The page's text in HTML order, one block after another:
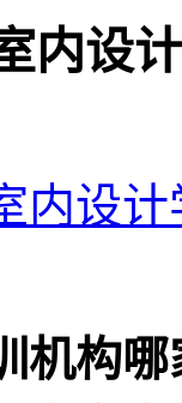
内设
内设计
机构哪